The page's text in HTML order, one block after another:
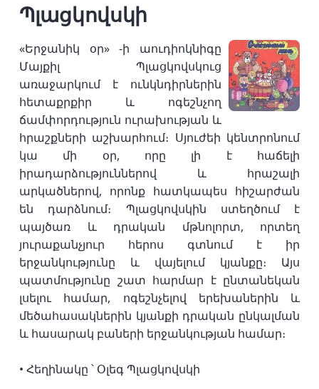
Պլացկովսկի
«Երջանիկ օր» -ի աուդիոկնիգը
Մայքիլ Պլացկովսկուց
առաջարկում է ունկնդիրներին
հետաքրքիր և ոգեշնչող
ճամփորդություն ուրախության և
հրաշքների աշխարհում։ Սյուժեի կենտրոնում
կա մի օր, որը լի է հաճելի
իրադարձություններով և հրաշալի
արկածներով, որոնք հատկապես հիշարժան
են դարձնում։ Պլացկովսկին ստեղծում է
պայծառ և դրական մթնոլորտ, որտեղ
յուրաքանչյուր հերոս գտնում է իր
երջանկությունը և վայելում կյանքը։ Այս
պատմությունը շատ հարմար է ընտանեկան
լսելու համար, ոգեշնչելով երեխաներին և
մեծահասակներին կյանքի դրական ընկալման
և հասարակ բաների երջանկության համար։
• Հեղինակը ՝ Օլեգ Պլացկովսկի